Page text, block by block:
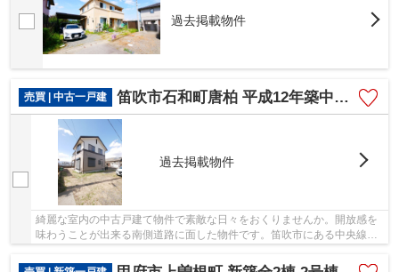
過去掲載物件
売買 | 中古一戸建 笛吹市石和町唐柏 平成12年築中古戸建 セミ2世帯 車4台可 ブログあり
過去掲載物件
綺麗な室内の中古戸建て物件で素敵な日々をおくりませんか。開放感を
味わうことが出来る南側道路に面した物件です。笛吹市にある中央線石